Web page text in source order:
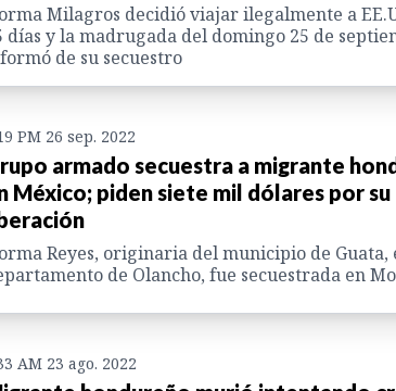
Milagros decidió viajar ilegalmente a
días y la madrugada del domingo 25 de
de su secuestro
PM 26 sep. 2022
armado secuestra a migrante
México; piden siete mil dólares por su
Reyes, originaria del municipio de Guata,
de Olancho, fue secuestrada en
AM 23 ago. 2022